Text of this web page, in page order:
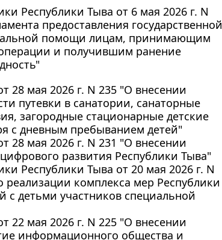
Республики Тыва от 6 мая 2026 г. N
предоставления государственной
помощи лицам, принимающим
и получившим ранение
28 мая 2026 г. N 235 "О внесении
путевки в санатории, санаторные
загородные стационарные детские
с дневным пребыванием детей"
28 мая 2026 г. N 231 "О внесении
развития Республики Тыва"
Республики Тыва от 20 мая 2026 г. N
комплекса мер Республики
детьми участников специальной
22 мая 2026 г. N 225 "О внесении
информационного общества и